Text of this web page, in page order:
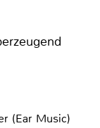
(Ear Music)